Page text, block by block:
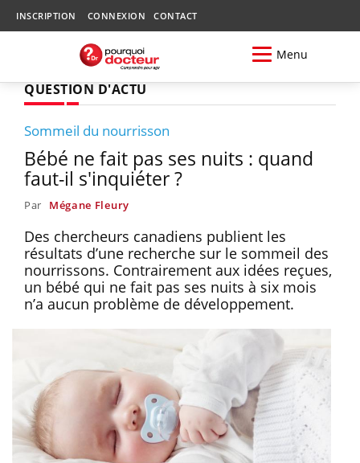
INSCRIPTION CONNEXION CONTACT
Menu
QUESTION D'ACTU
Sommeil du nourrisson
Bébé ne fait pas ses nuits : quand
faut-il s'inquiéter ?
Par Mégane Fleury
Des chercheurs canadiens publient les
résultats d’une recherche sur le sommeil des
nourrissons. Contrairement aux idées reçues,
un bébé qui ne fait pas ses nuits à six mois
n’a aucun problème de développement.